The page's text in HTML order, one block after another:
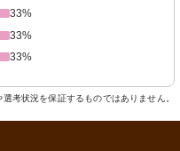
33%
33%
33%
考状況を保証するものではありません。